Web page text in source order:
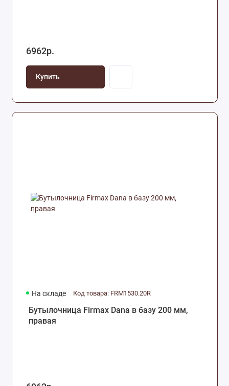
6962р.
Купить
На складе Код товара: FRM1530.20R
Бутылочница Firmax Dana в базу 200 мм,
правая